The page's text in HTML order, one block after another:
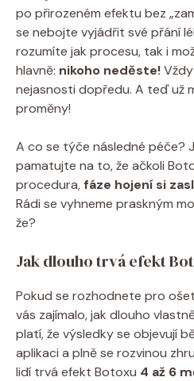
po přirozeném efektu bez
se nebojte vyjádřit své přání
rozumíte jak procesu, tak i
hlavně: nikoho neděste!
nejasnosti dopředu. A teď už
proměny!
A co se týče následné péče?
pamatujte na to, že ačkoli
procedura, fáze hojení si
Rádi se vyhneme praskným
že?
Jak dlouho trvá efekt
Pokud se rozhodnete pro
vás zajímalo, jak dlouho
platí, že výsledky se objevují
aplikaci a plně se rozvinou
lidí trvá efekt Botoxu 4 až 6